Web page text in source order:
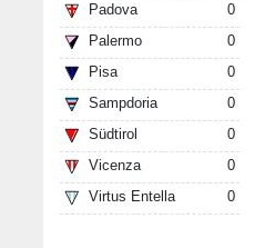
Padova
0
Palermo
0
Pisa
0
Sampdoria
0
Südtirol
0
Vicenza
0
Virtus Entella
0